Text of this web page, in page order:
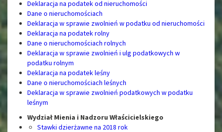
Deklaracja na podatek od nieruchomości
Dane o nieruchomościach
Deklaracja w sprawie zwolnień w podatku od nieruchomości
Deklaracja na podatek rolny
Dane o nieruchomościach rolnych
Deklaracja w sprawie zwolnień i ulg podatkowych w
podatku rolnym
Deklaracja na podatek leśny
Dane o nieruchomościach leśnych
Deklaracja w sprawie zwolnień podatkowych w podatku
leśnym
Wydział Mienia i Nadzoru Właścicielskiego
Stawki dzierżawne na 2018 rok